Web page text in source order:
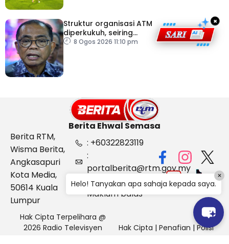
Struktur organisasi ATM
diperkukuh, seiring
pemodenan aset
8 Ogos 2026 11:10 pm
×
Berita Ehwal Semasa
Berita RTM,
Wisma Berita,
Angkasapuri
Kota Media,
50614 Kuala
Lumpur
: +60322823119
:
portalberita@rtm.gov.my
: Aduan &
Maklum balas
Hak Cipta Terpelihara @
2026 Radio Televisyen
Hak Cipta | Penafian | Polisi
Helo! Tanyakan apa sahaja kepada saya.
×